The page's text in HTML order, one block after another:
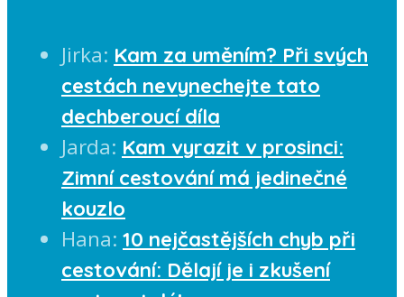
Jirka: Kam za uměním? Při svých
cestách nevynechejte tato
dechberoucí díla
Jarda: Kam vyrazit v prosinci:
Zimní cestování má jedinečné
kouzlo
Hana: 10 nejčastějších chyb při
cestování: Dělají je i zkušení